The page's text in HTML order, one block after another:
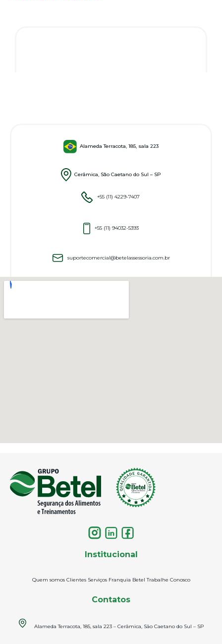
Alameda Terracota, 185, sala 223
Cerâmica, São Caetano do Sul – SP
+55 (11) 4229-7407
+55 (11) 94032-5393
suportecomercial@betelassessoria.com.br
Institucional
Quem somos Clientes Serviços Franquia Betel Trabalhe Conosco
Contatos
Alameda Terracota, 185, sala 223 – Cerâmica, São Caetano do Sul – SP